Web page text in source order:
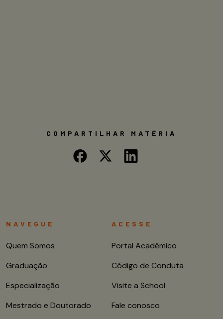
COMPARTILHAR MATÉRIA
NAVEGUE
Quem Somos
Graduação
Especialização
Mestrado e Doutorado
ACESSE
Portal Acadêmico
Código de Conduta
Visite a School
Fale conosco